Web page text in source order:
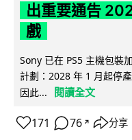
出重要通告
戲
Sony 已在 PS5 主機包裝
計劃：2028 年 1 月起停
因此...
閱讀全文
171 76 ↗ 分享